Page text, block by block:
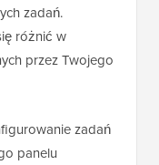
zadań.
różnić w
przez Twojego
zadań
panelu